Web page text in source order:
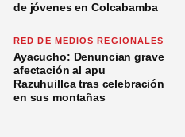
de jóvenes en Colcabamba
RED DE MEDIOS REGIONALES
Ayacucho: Denuncian grave
afectación al apu
Razuhuillca tras celebración
en sus montañas